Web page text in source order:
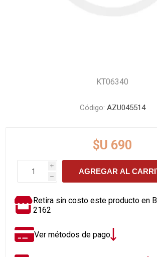
KT06340
Código: AZU045514
$U 690
i
h
AGREGAR AL
Retira sin costo este producto en
2162
Ver métodos de pago